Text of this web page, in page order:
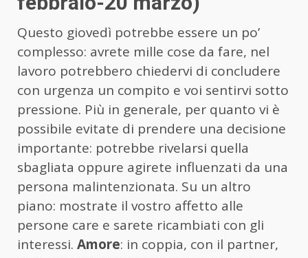
Questo giovedì potrebbe essere un po’
complesso: avrete mille cose da fare, nel
lavoro potrebbero chiedervi di concludere
con urgenza un compito e voi sentirvi sotto
pressione. Più in generale, per quanto vi è
possibile evitate di prendere una decisione
importante: potrebbe rivelarsi quella
sbagliata oppure agirete influenzati da una
persona malintenzionata. Su un altro
piano: mostrate il vostro affetto alle
persone care e sarete ricambiati con gli
interessi. Amore: in coppia, con il partner,